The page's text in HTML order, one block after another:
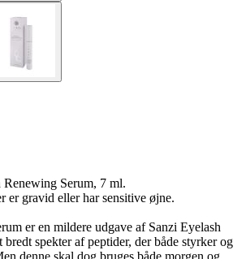
Renewing Serum, 7 ml.
er gravid eller har sensitive øjne.
er en mildere udgave af Sanzi Eyelash
spekter af peptider, der både styrker og
denne skal dog bruges både morgen og